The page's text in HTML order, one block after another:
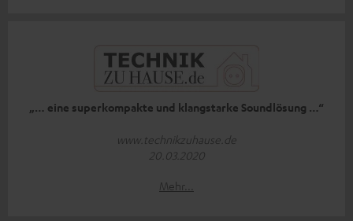
„… eine superkompakte und klangstarke Soundlösung …“
www.technikzuhause.de
20.03.2020
Mehr...